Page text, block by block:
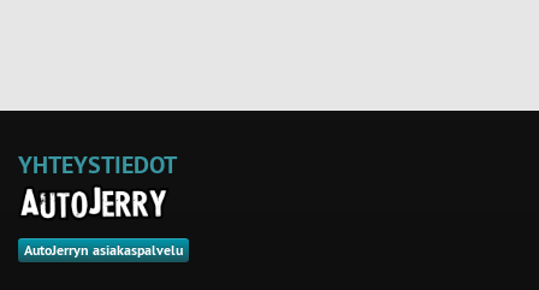
YHTEYSTIEDOT
AutoJerryn asiakaspalvelu